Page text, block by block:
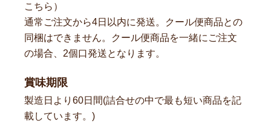
こちら ）
通常ご注文から4日以内に発送。クール便商品との
同梱はできません。クール便商品を一緒にご注文
の場合、2個口発送となります。
賞味期限
製造日より60日間(詰合せの中で最も短い商品を記
載しています。)